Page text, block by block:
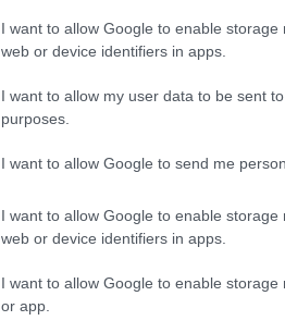
I want to allow Google to enable
web or device identifiers in apps.
I want to allow my user data to be sent
purposes.
I want to allow Google to send me
I want to allow Google to enable
web or device identifiers in apps.
I want to allow Google to enable
or app.
diMarco Hugo Barsotti
26 Agosto 2024, 5:50
geopolitica, Italia
Europa